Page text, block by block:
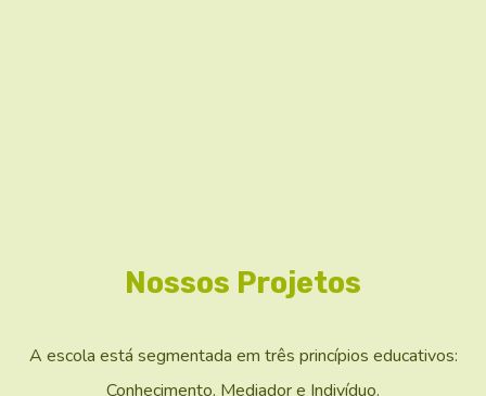
Nossos Projetos
A escola está segmentada em três princípios educativos:
Conhecimento, Mediador e Indivíduo.